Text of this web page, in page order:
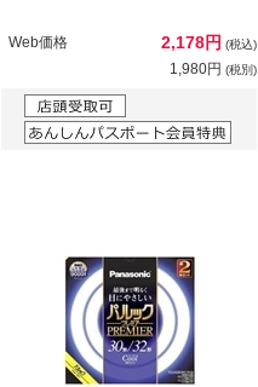
Web価格 2,178円 (税込)
1,980円 (税別)